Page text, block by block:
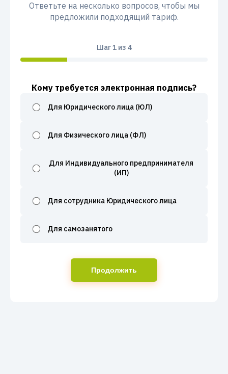
Ответьте на несколько вопросов, чтобы мы
предложили подходящий тариф.
Шаг1из 4
Кому требуется электронная подпись?
Для Юридического лица (ЮЛ)
Для Физического лица (ФЛ)
Для Индивидуального предпринимателя
(ИП)
Для сотрудника Юридического лица
Для самозанятого
Продолжить